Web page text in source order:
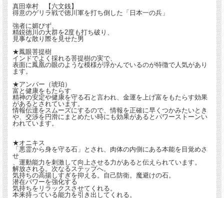
真田幸村 【六文銭】
得意のゲリラ戦で徳川軍を打ち倒した「日本一の兵」
強者に媚びず、
精鋭徳川の大群を2度も打ち破り、
見事な散り際を見せた男
★鳳眼菩提樹
インドでよく採れる菩提樹の実で、
表面に鳳凰の眼のような模様が浮かんでいるのが特徴で人気があり
ます。
★アンバー（琥珀）
富と健康をもたらす
精神の安定や健康を守る石と言われ、金運を上げ富をもたらす効果
があるとされています。
情報伝達をスムーズにするので、情報を正確に早くつかみたいとき
や、交渉を円滑にまとめたい時にも効果があるとパワーストーンい
われています。
★オニキス
「悪霊から身を守る石」とされ、肉体の内側にある本能を目覚めさ
せ
、運動能力を刺激して向上させる力があると伝えられています。
解放される。次なるステップへ。
気持ちの高揚しすぎを抑える。自己防衛。魔避けの石。
潜在パワーを強化する
気持ちをリラックスさせてくれる。
本来持っている能力を引き出してくれる。